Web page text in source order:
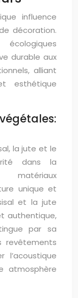
influence
décoration.
durable aux
alliant
esthétique
la jute et le
dans la
unique et
et la jute
authentique,
par sa
revêtements
l’acoustique
atmosphère